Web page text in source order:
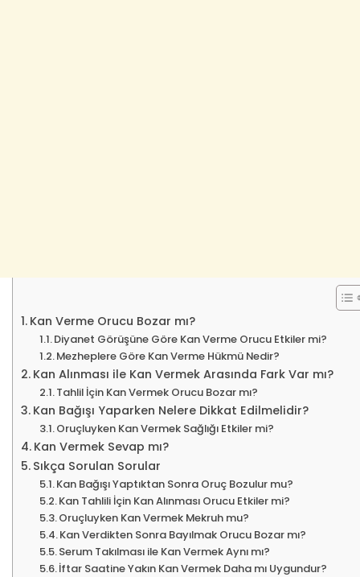
Kan Verme Orucu Bozar mı?
Diyanet Görüşüne Göre Kan Verme Orucu Etkiler mi?
Mezheplere Göre Kan Verme Hükmü Nedir?
Kan Alınması ile Kan Vermek Arasında Fark Var mı?
Tahlil İçin Kan Vermek Orucu Bozar mı?
Kan Bağışı Yaparken Nelere Dikkat Edilmelidir?
Oruçluyken Kan Vermek Sağlığı Etkiler mi?
Kan Vermek Sevap mı?
Sıkça Sorulan Sorular
Kan Bağışı Yaptıktan Sonra Oruç Bozulur mu?
Kan Tahlili İçin Kan Alınması Orucu Etkiler mi?
Oruçluyken Kan Vermek Mekruh mu?
Kan Verdikten Sonra Bayılmak Orucu Bozar mı?
Serum Takılması ile Kan Vermek Aynı mı?
İftar Saatine Yakın Kan Vermek Daha mı Uygundur?